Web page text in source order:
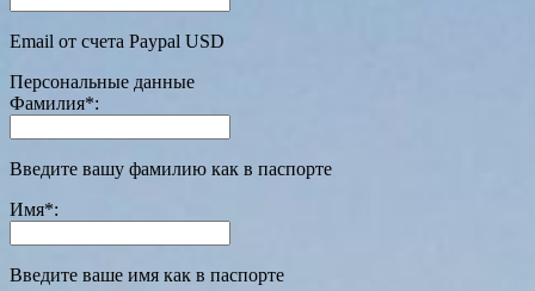
Email от счета Paypal USD
Персональные данные
Фамилия*:
Введите вашу фамилию как в паспорте
Имя*:
Введите ваше имя как в паспорте